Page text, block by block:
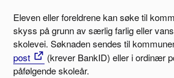
Eleven eller foreldrene kan søke til
skyss på grunn av særlig farlig eller
skolevei. Søknaden sendes til
post
(krever BankID) eller i ordinær
påfølgende skoleår.